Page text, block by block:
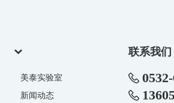
美泰实验室
新闻动态
联系我们